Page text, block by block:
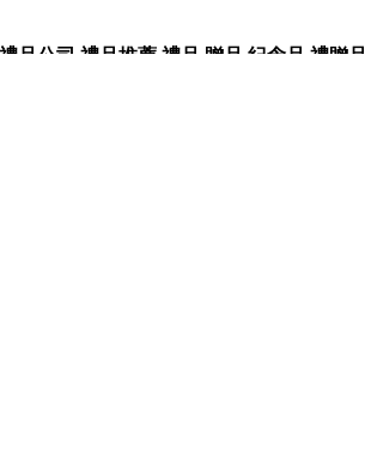
公司,禮品推薦,禮品,贈品,紀念品,禮贈